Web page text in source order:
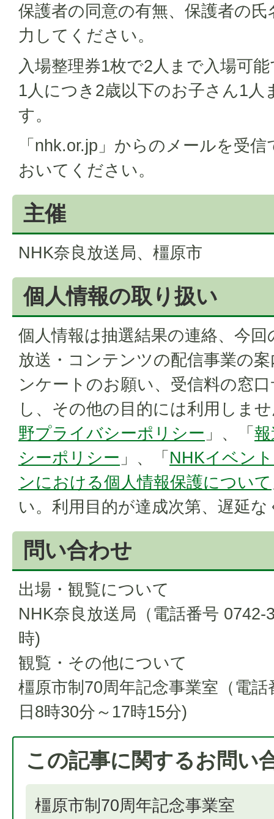
保護者の同意の有無、保護者の
力してください。
入場整理券1枚で2人まで入場可
1人につき2歳以下のお子さん1人
す。
「nhk.or.jp」からのメールを受
おいてください。
主催
NHK奈良放送局、橿原市
個人情報の取り扱い
個人情報は抽選結果の連絡、今
放送・コンテンツの配信事業の
ンケートのお願い、受信料の窓
し、その他の目的には利用しま
野プライバシーポリシー 」、「
シーポリシー 」、「 NHKイベン
ンにおける個人情報保護について
い。利用目的が達成次第、遅延
問い合わせ
出場・観覧について
NHK奈良放送局（電話番号 0742-
時)
観覧・その他について
橿原市制70周年記念事業室（電
日8時30分～17時15分)
この記事に関するお問い
橿原市制70周年記念事業室